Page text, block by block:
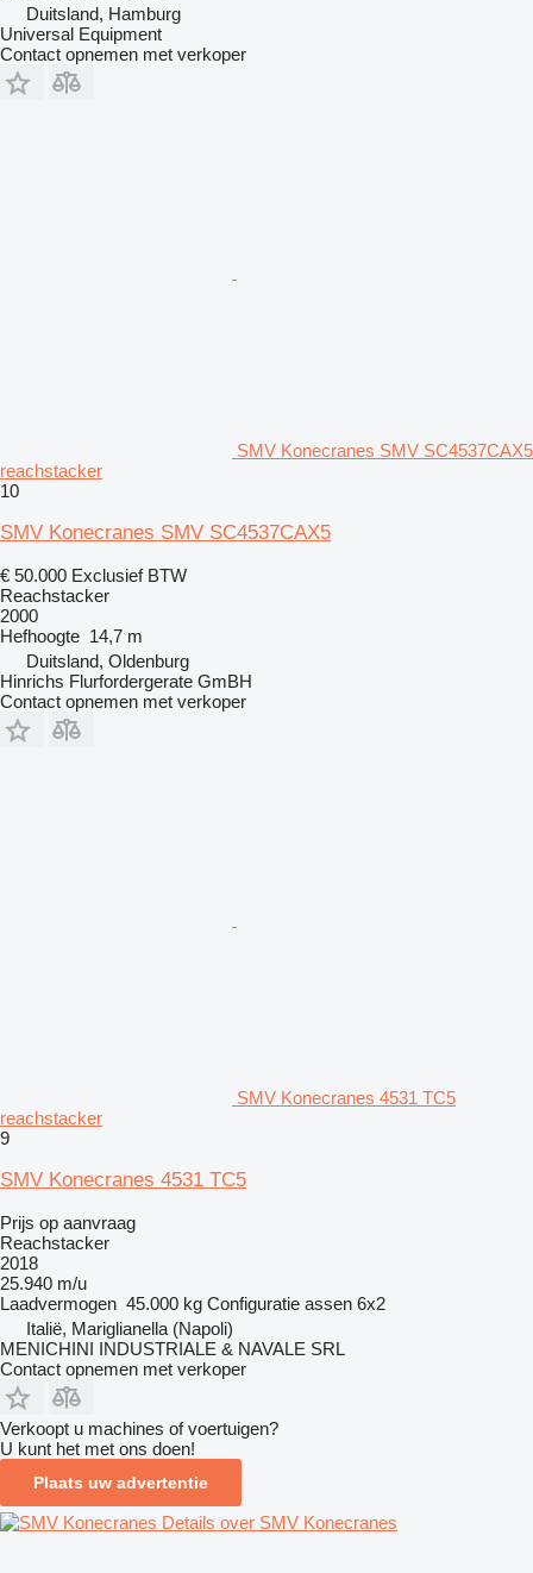
Duitsland, Hamburg
Universal Equipment
Contact opnemen met verkoper
SMV Konecranes SMV SC4537CAX5
reachstacker
10
SMV Konecranes SMV SC4537CAX5
€ 50.000 Exclusief BTW
Reachstacker
2000
Hefhoogte 14,7 m
Duitsland, Oldenburg
Hinrichs Flurfordergerate GmBH
Contact opnemen met verkoper
SMV Konecranes 4531 TC5
reachstacker
9
SMV Konecranes 4531 TC5
Prijs op aanvraag
Reachstacker
2018
25.940 m/u
Laadvermogen 45.000 kg Configuratie assen 6x2
Italië, Mariglianella (Napoli)
MENICHINI INDUSTRIALE & NAVALE SRL
Contact opnemen met verkoper
Verkoopt u machines of voertuigen?
U kunt het met ons doen!
Plaats uw advertentie
Details over SMV Konecranes